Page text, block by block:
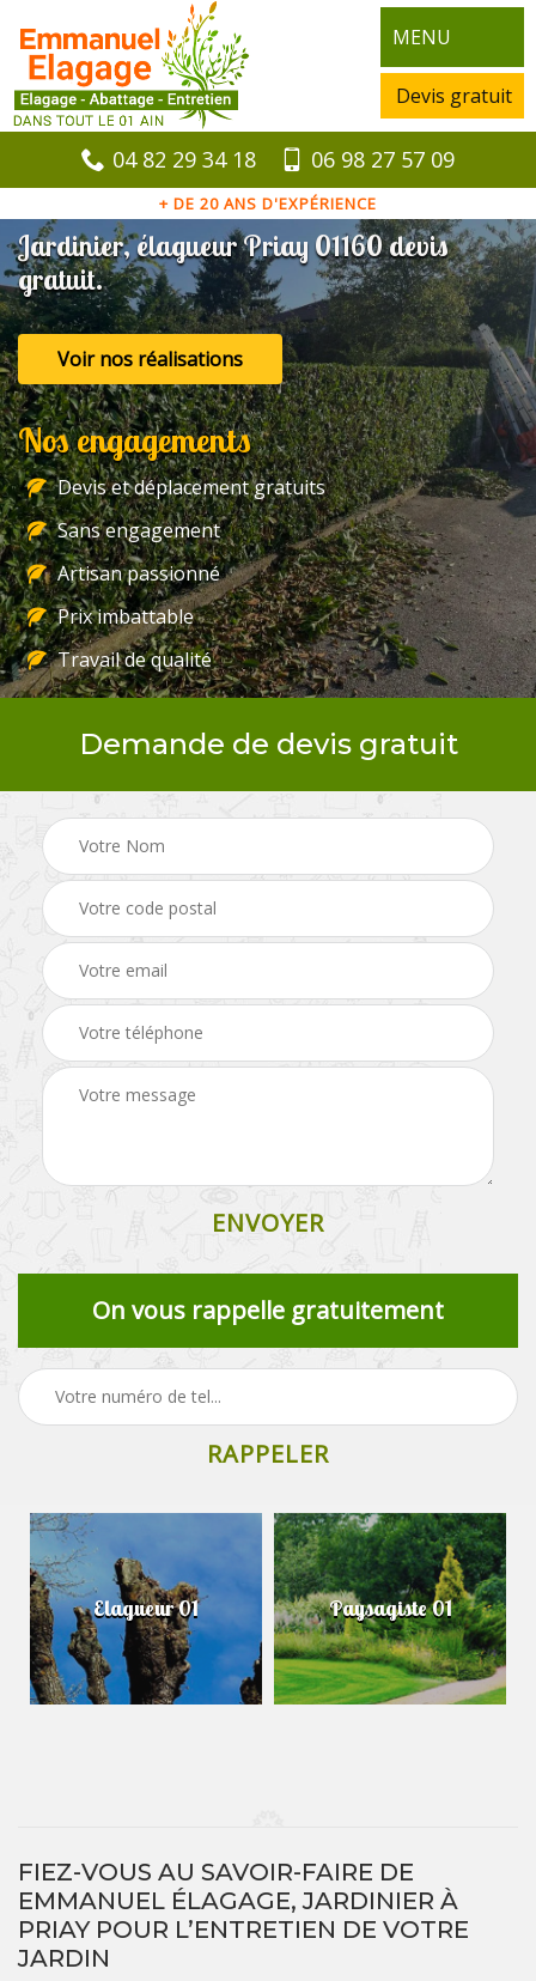
MENU
Devis gratuit
04 82 29 34 18 06 98 27 57 09
+ DE 20 ANS D'EXPÉRIENCE
Jardinier, élagueur Priay 01160 devis
gratuit.
Voir nos réalisations
Nos engagements
Devis et déplacement gratuits
Sans engagement
Artisan passionné
Prix imbattable
Travail de qualité
Demande de devis gratuit
On vous rappelle gratuitement
Elagueur 01 Paysagiste 01
FIEZ-VOUS AU SAVOIR-FAIRE DE
EMMANUEL ÉLAGAGE, JARDINIER À
PRIAY POUR L’ENTRETIEN DE VOTRE
JARDIN